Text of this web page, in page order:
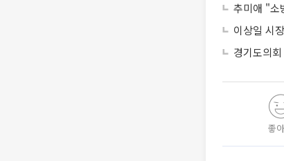
추미애 "소
이상일 시
경기도의
좋